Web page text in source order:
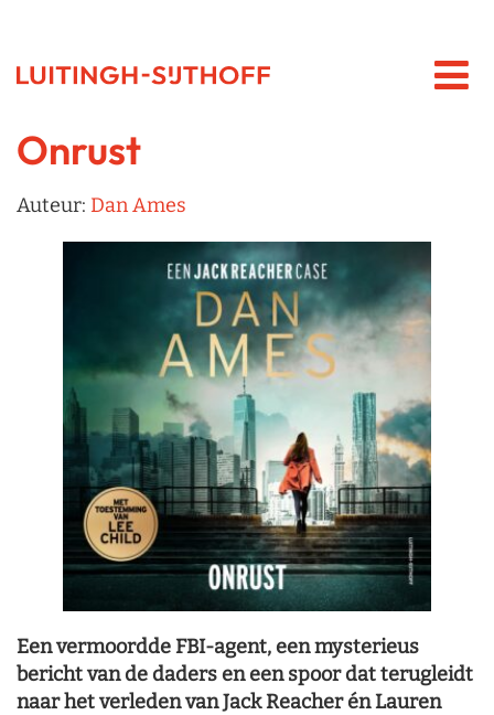
Onrust
Auteur: Dan Ames
Een vermoordde FBI-agent, een mysterieus
bericht van de daders en een spoor dat terugleidt
naar het verleden van Jack Reacher én Lauren